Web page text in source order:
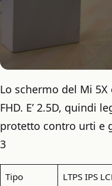
Lo schermo del Mi
FHD. E’ 2.5D, quindi
protetto contro urti e
3
Tipo LTPS IPS